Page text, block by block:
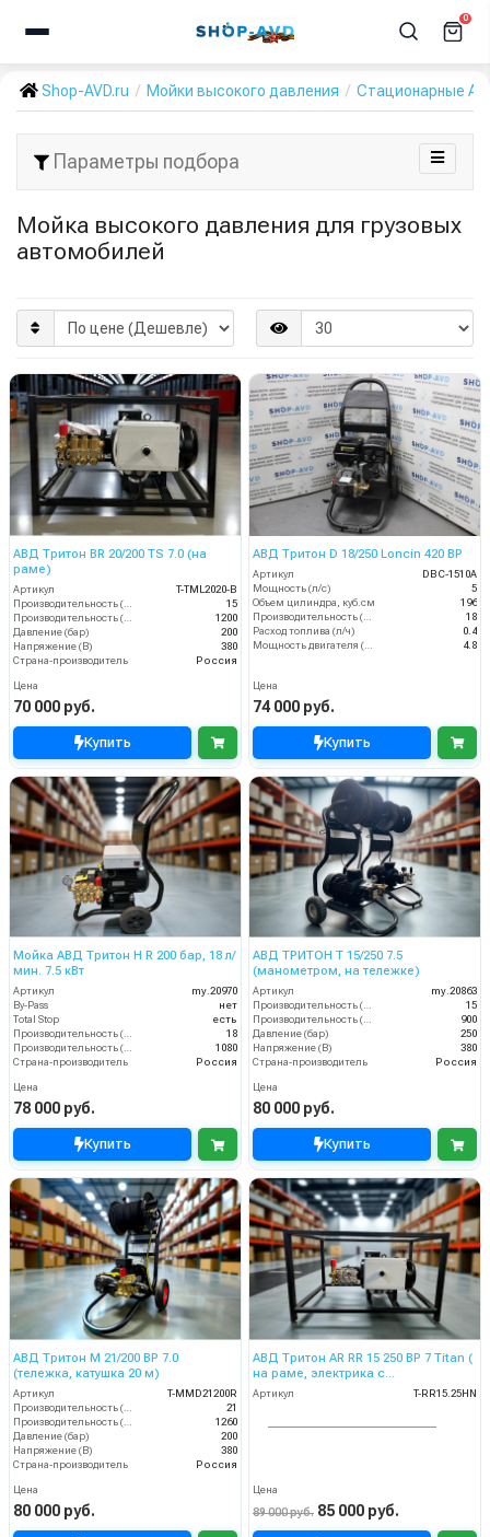
0
Shop-AVD.ru Мойки высокого давления Стационарные
Параметры подбора
Мойка высокого давления для грузовых
автомобилей
АВД Тритон BR 20/200 TS 7.0 (на
раме)
Артикул
T-TML2020-B
15
1200
Давление (бар)
200
Напряжение (В)
380
Страна-производитель
Россия
Цена
70 000 руб.
Купить
АВД Тритон D 18/250 Loncin 420 BP
Артикул
DBC-1510A
Мощность (л/с)
5
Объем цилиндра, куб.см
196
18
Расход топлива (л/ч)
0.4
4.8
Цена
74 000 руб.
Купить
Мойка АВД Тритон H R 200 бар, 18 л/
мин. 7.5 кВт
Артикул
my.20970
By-Pass
нет
Total Stop
есть
Производительность (л/мин)
18
Производительность (л/ч)
1080
Страна-производитель
Россия
Цена
78 000 руб.
Купить
АВД ТРИТОН T 15/250 7.5
(манометром, на тележке)
Артикул
my.20863
Производительность (л/мин)
15
Производительность (л/ч)
900
Давление (бар)
250
Напряжение (В)
380
Страна-производитель
Россия
Цена
80 000 руб.
Купить
АВД Тритон М 21/200 ВР 7.0
(тележка, катушка 20 м)
Артикул
T-MMD21200R
Производительность (л/мин)
21
Производительность (л/ч)
1260
Давление (бар)
200
Напряжение (В)
380
Страна-производитель
Россия
Цена
80 000 руб.
АВД Тритон AR RR 15 250 BP 7 Titan (
на раме, электрика с
теплозащитой)
Артикул T-RR15.25HN
Цена
89 000 руб. 85 000 руб.